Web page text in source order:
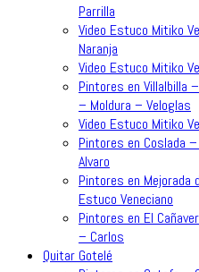
Parrilla
Video Estuco Mitiko
Naranja
Video Estuco Mitiko
Pintores en Villalbilla
– Moldura – Veloglas
Video Estuco Mitiko
Pintores en Coslada
Alvaro
Pintores en Mejorada
Estuco Veneciano
Pintores en El
– Carlos
Quitar Gotelé